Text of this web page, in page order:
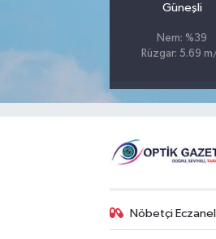
Güneşli
Nem: %39
Rüzgar: 5.69
Nöbetçi